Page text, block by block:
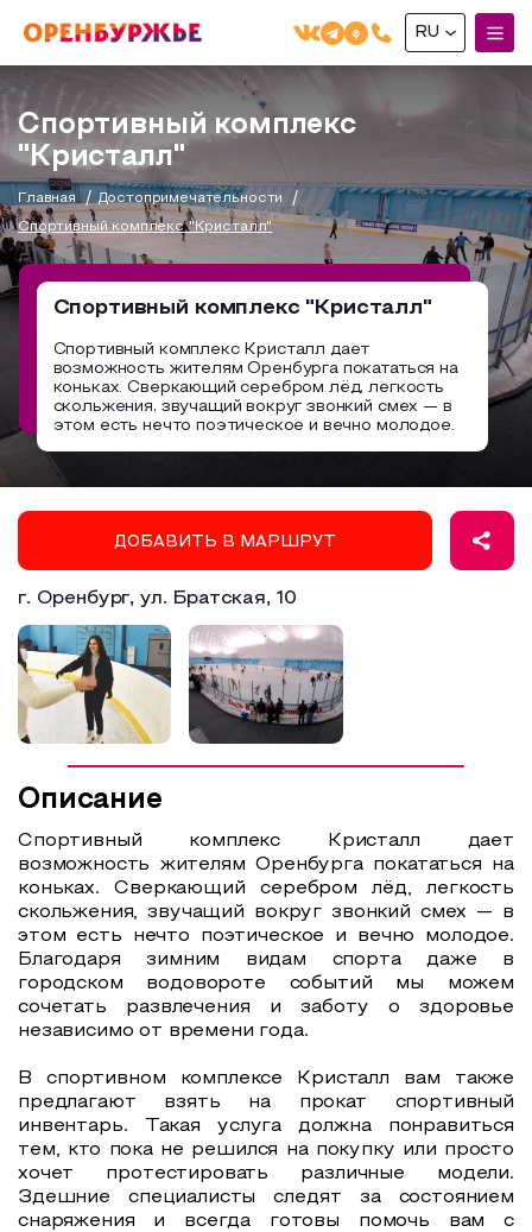
О РЕГИОНЕ
О регионе
Бузулук и Бузулукский район
Соль-Илецкий район
Саракташский район
МОЙ МАРШРУТ
Маршруты от туроператоров
Промышленный туризм
Пешеходный туризм
Сельский туризм
Аттестованные экскурсоводы
Маршруты от экскурсоводов
Все маршруты
Доступная среда
ГДЕ ОСТАНОВИТЬСЯ
СУВЕНИРЫ
RU
English(EN)
Русский(RU)
Спортивный комплекс
"Кристалл"
Главная Достопримечательности
Спортивный комплекс "Кристалл"
Спортивный комплекс "Кристалл"
Спортивный комплекс Кристалл дает
возможность жителям Оренбурга покататься на
коньках. Сверкающий серебром лёд, легкость
скольжения, звучащий вокруг звонкий смех — в
этом есть нечто поэтическое и вечно молодое.
ДОБАВИТЬ В МАРШРУТ
г. Оренбург, ул. Братская, 10
Описание
Спортивный комплекс Кристалл дает
возможность жителям Оренбурга покататься на
коньках. Сверкающий серебром лёд, легкость
скольжения, звучащий вокруг звонкий смех — в
этом есть нечто поэтическое и вечно молодое.
Благодаря зимним видам спорта даже в
городском водовороте событий мы можем
сочетать развлечения и заботу о здоровье
независимо от времени года.
В спортивном комплексе Кристалл вам также
предлагают взять на прокат спортивный
инвентарь. Такая услуга должна понравиться
тем, кто пока не решился на покупку или просто
хочет протестировать различные модели.
Здешние специалисты следят за состоянием
снаряжения и всегда готовы помочь вам с